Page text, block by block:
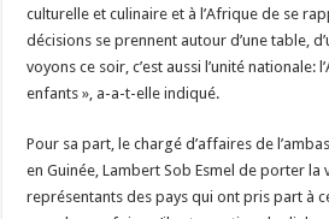
culturelle et culinaire et à l’Afrique de se
décisions se prennent autour d’une table,
voyons ce soir, c’est aussi l’unité nationale:
enfants », a-a-t-elle indiqué.
Pour sa part, le chargé d’affaires de
en Guinée, Lambert Sob Esmel de porter la
représentants des pays qui ont pris part à